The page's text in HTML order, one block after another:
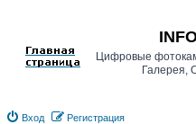
Цифровые
Галерея,
Вход Регистрация